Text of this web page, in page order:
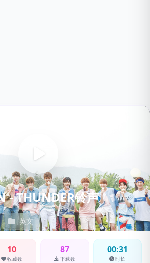
- THUNDER铃声
英文
10
收藏数
87
下载数
00:31
时长